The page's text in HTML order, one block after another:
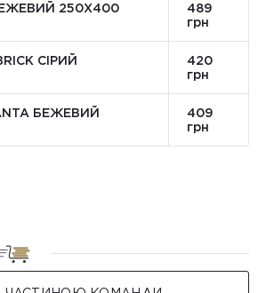
250X400
489
грн
СІРИЙ
420
грн
БЕЖЕВИЙ
409
грн